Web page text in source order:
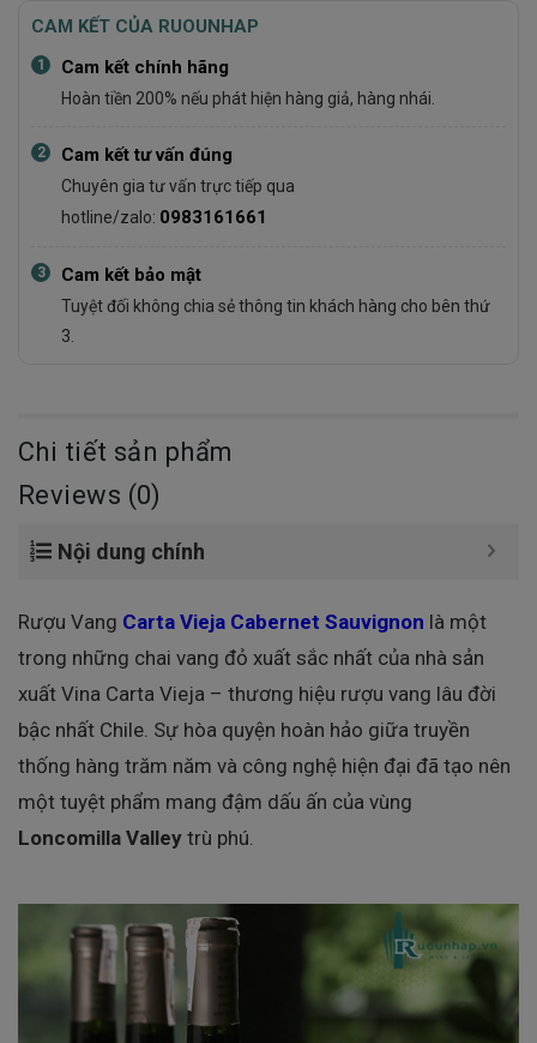
CAM KẾT CỦA RUOUNHAP
1 Cam kết chính hãng
Hoàn tiền 200% nếu phát hiện hàng giả, hàng nhái.
2 Cam kết tư vấn đúng
Chuyên gia tư vấn trực tiếp qua
hotline/zalo: 0983161661
3 Cam kết bảo mật
Tuyệt đối không chia sẻ thông tin khách hàng cho bên thứ
3.
Chi tiết sản phẩm
Reviews (0)
Nội dung chính
Rượu Vang Carta Vieja Cabernet Sauvignon là một
trong những chai vang đỏ xuất sắc nhất của nhà sản
xuất Vina Carta Vieja – thương hiệu rượu vang lâu đời
bậc nhất Chile. Sự hòa quyện hoàn hảo giữa truyền
thống hàng trăm năm và công nghệ hiện đại đã tạo nên
một tuyệt phẩm mang đậm dấu ấn của vùng
Loncomilla Valley trù phú.